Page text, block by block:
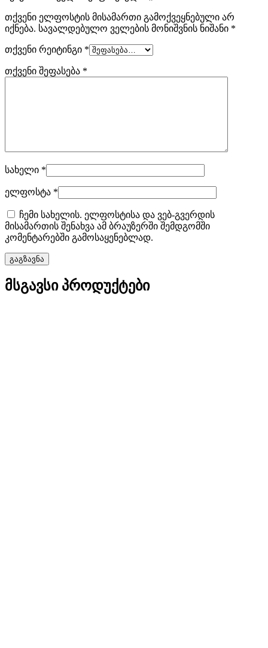
თქვენი ელფოსტის მისამართი გამოქვეყნებული არ
იქნება. სავალდებულო ველების მონიშვნის ნიშანი *
თქვენი რეიტინგი *
თქვენი შეფასება *
სახელი *
ელფოსტა *
ჩემი სახელის. ელფოსტისა და ვებ-გვერდის
მისამართის შენახვა ამ ბრაუზერში შემდგომში
კომენტარებში გამოსაყენებლად.
მსგავსი პროდუქტები